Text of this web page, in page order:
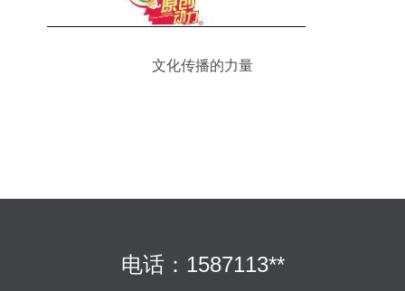
文化传播的力量
电话：1587113**